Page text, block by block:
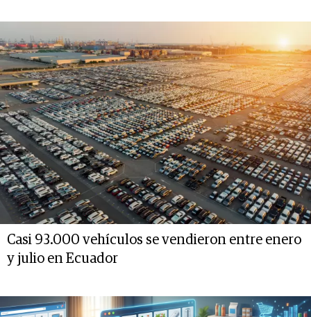
Casi 93.000 vehículos se vendieron entre enero
y julio en Ecuador